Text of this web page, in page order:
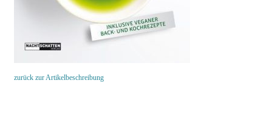
zurück zur Artikelbeschreibung